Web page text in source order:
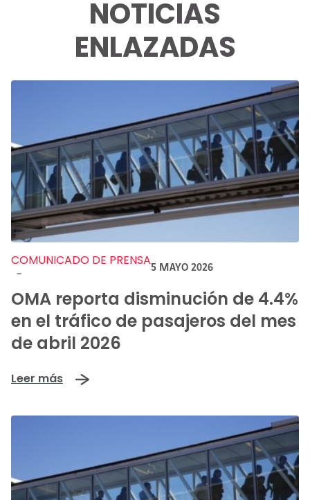
NOTICIAS
ENLAZADAS
COMUNICADO DE PRENSA
-
5 MAYO 2026
OMA reporta disminución de 4.4%
en el tráfico de pasajeros del mes
de abril 2026
Leer más